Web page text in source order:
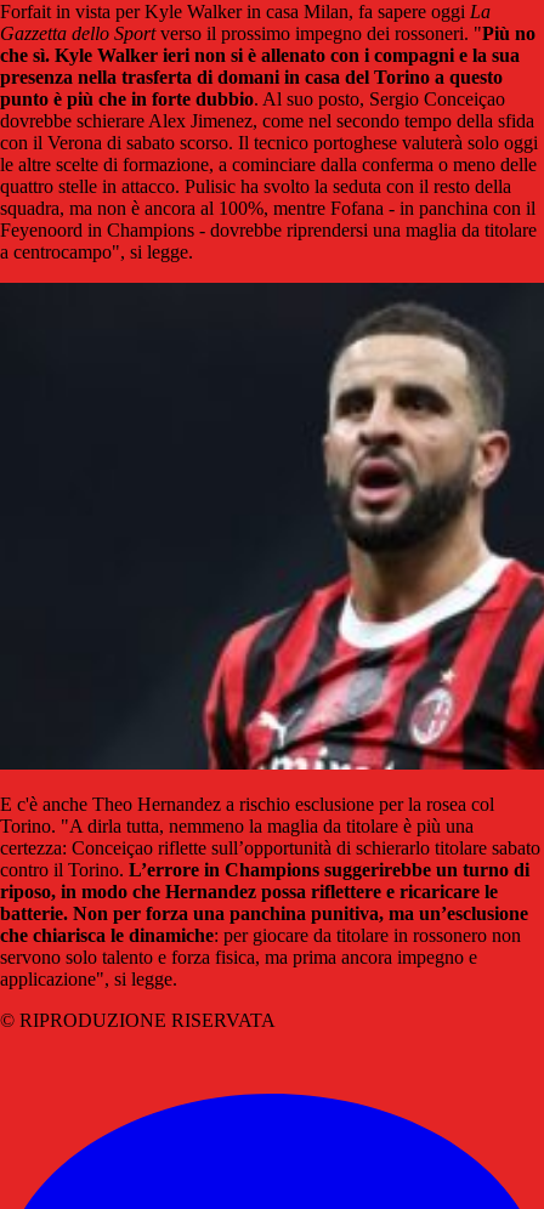
Forfait in vista per Kyle Walker in casa Milan, fa sapere oggi La
Gazzetta dello Sportverso il prossimo impegno dei rossoneri. "Più no
che sì. Kyle Walker ieri non si è allenato con i compagni e la sua
presenza nella trasferta di domani in casa del Torino a questo
punto è più che in forte dubbio. Al suo posto, Sergio Conceiçao
dovrebbe schierare Alex Jimenez, come nel secondo tempo della sfida
con il Verona di sabato scorso. Il tecnico portoghese valuterà solo oggi
le altre scelte di formazione, a cominciare dalla conferma o meno delle
quattro stelle in attacco. Pulisic ha svolto la seduta con il resto della
squadra, ma non è ancora al 100%, mentre Fofana - in panchina con il
Feyenoord in Champions - dovrebbe riprendersi una maglia da titolare
a centrocampo", si legge.
E c'è anche Theo Hernandez a rischio esclusione per la rosea col
Torino. "A dirla tutta, nemmeno la maglia da titolare è più una
certezza: Conceiçao riflette sull’opportunità di schierarlo titolare sabato
contro il Torino. L’errore in Champions suggerirebbe un turno di
riposo, in modo che Hernandez possa riflettere e ricaricare le
batterie. Non per forza una panchina punitiva, ma un’esclusione
che chiarisca le dinamiche: per giocare da titolare in rossonero non
servono solo talento e forza fisica, ma prima ancora impegno e
applicazione", si legge.
© RIPRODUZIONE RISERVATA